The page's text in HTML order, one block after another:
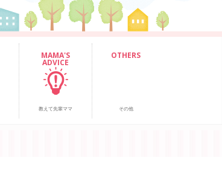
MAMA'S
ADVICE
教えて先輩ママ
OTHERS
その他